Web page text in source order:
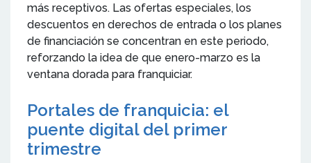
más receptivos. Las ofertas especiales, los
descuentos en derechos de entrada o los planes
de financiación se concentran en este periodo,
reforzando la idea de que enero-marzo es la
ventana dorada para franquiciar.
Portales de franquicia: el
puente digital del primer
trimestre